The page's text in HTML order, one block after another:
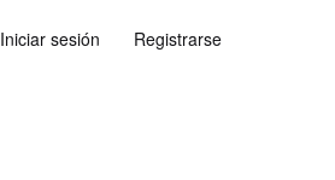
Iniciar sesión Registrarse